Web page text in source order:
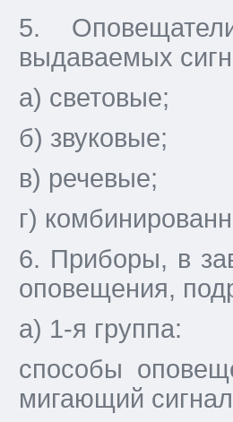
5.
выдаваемых
а) световые;
б) звуковые;
в) речевые;
г)
6. Приборы, в
оповещения,
а) 1-я группа:
способы
мигающий